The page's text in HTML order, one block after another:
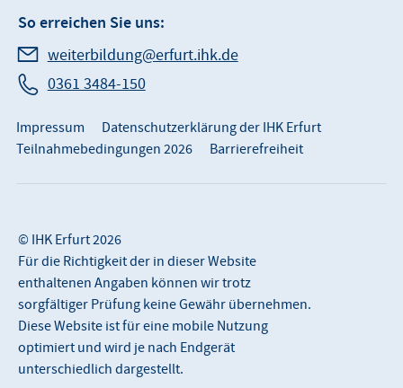
So erreichen Sie uns:
weiterbildung@erfurt.ihk.de
0361 3484-150
© IHK Erfurt 2026
Für die Richtigkeit der in dieser Website
enthaltenen Angaben können wir trotz
sorgfältiger Prüfung keine Gewähr übernehmen.
Diese Website ist für eine mobile Nutzung
optimiert und wird je nach Endgerät
unterschiedlich dargestellt.
Impressum
Datenschutzerklärung der IHK Erfurt
Teilnahmebedingungen 2026
Barrierefreiheit